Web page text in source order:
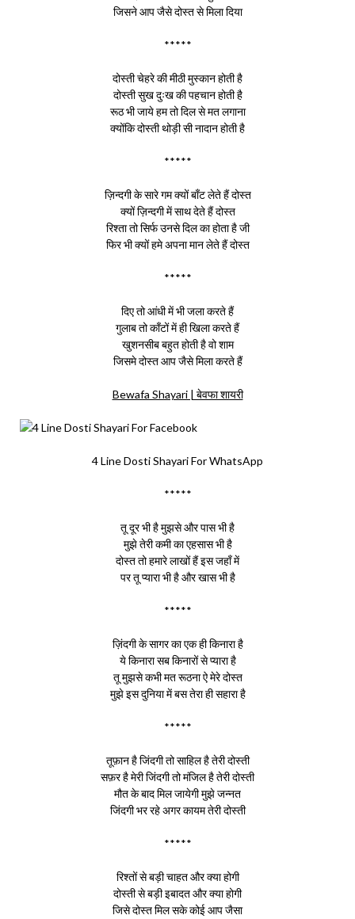
जिसने आप जैसे दोस्त से मिला दिया
*****
दोस्ती चेहरे की मीठी मुस्कान होती है
दोस्ती सुख दुःख की पहचान होती है
रूठ भी जाये हम तो दिल से मत लगाना
क्योंकि दोस्ती थोड़ी सी नादान होती है
*****
ज़िन्दगी के सारे गम क्यों बाँट लेते हैं दोस्त
क्यों ज़िन्दगी में साथ देते हैं दोस्त
रिश्ता तो सिर्फ उनसे दिल का होता है जी
फिर भी क्यों हमे अपना मान लेते हैं दोस्त
*****
दिए तो आंधी में भी जला करते हैं
गुलाब तो काँटों में ही खिला करते हैं
खुशनसीब बहुत होती है वो शाम
जिसमे दोस्त आप जैसे मिला करते हैं
Bewafa Shayari | बेवफा शायरी
4 Line Dosti Shayari For WhatsApp
*****
तू दूर भी है मुझसे और पास भी है
मुझे तेरी कमी का एहसास भी है
दोस्त तो हमारे लाखों हैं इस जहाँ में
पर तू प्यारा भी है और खास भी है
*****
ज़िंदगी के सागर का एक ही किनारा है
ये किनारा सब किनारों से प्यारा है
तू मुझसे कभी मत रूठना ऐ मेरे दोस्त
मुझे इस दुनिया में बस तेरा ही सहारा है
*****
तूफ़ान है जिंदगी तो साहिल है तेरी दोस्ती
सफ़र है मेरी जिंदगी तो मंजिल है तेरी दोस्ती
मौत के बाद मिल जायेगी मुझे जन्नत
जिंदगी भर रहे अगर कायम तेरी दोस्ती
*****
रिश्तों से बड़ी चाहत और क्या होगी
दोस्ती से बड़ी इबादत और क्या होगी
जिसे दोस्त मिल सके कोई आप जैसा